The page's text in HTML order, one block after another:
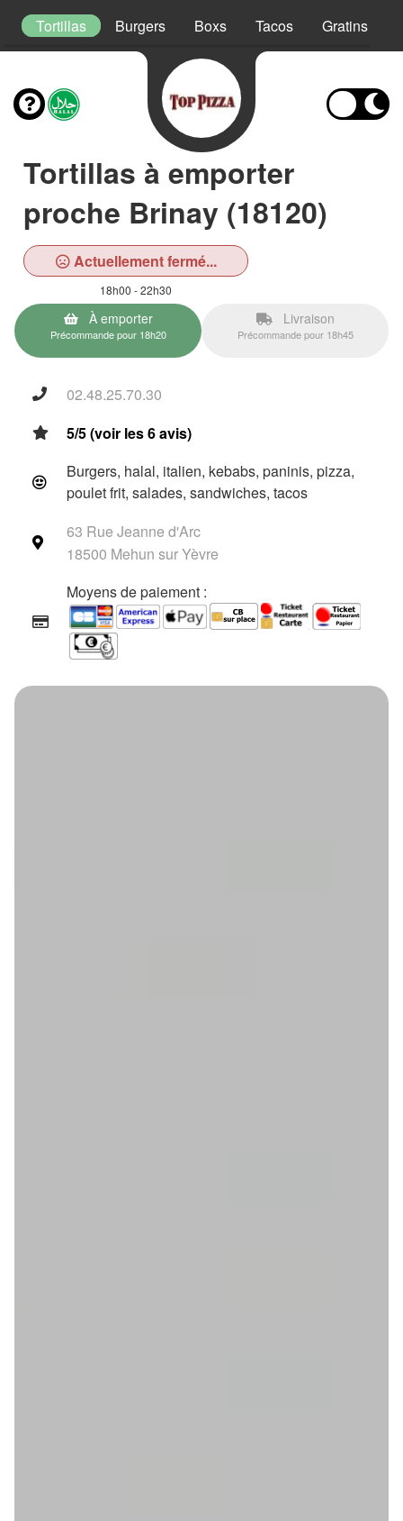
Tortillas Burgers Boxs Tacos Gratins
Tortillas à emporter
proche Brinay (18120)
Actuellement fermé...
18h00 - 22h30
À emporter
Précommande pour 18h20
Livraison
Précommande pour 18h45
02.48.25.70.30
5/5 (voir les 6 avis)
Burgers, halal, italien, kebabs, paninis, pizza,
poulet frit, salades, sandwiches, tacos
63 Rue Jeanne d'Arc
18500 Mehun sur Yèvre
Moyens de paiement :